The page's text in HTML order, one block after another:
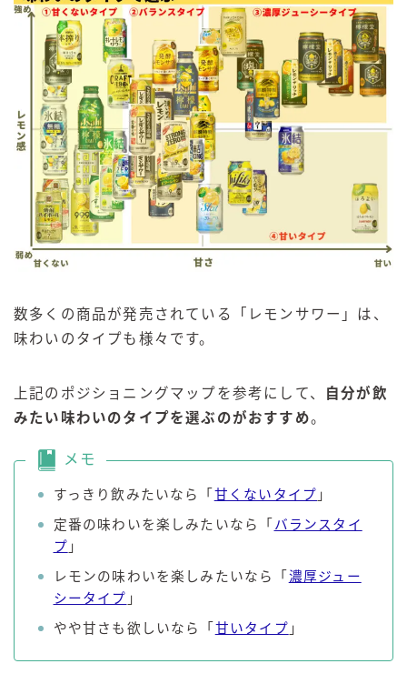
数多くの商品が発売されている「レモンサワー」は、
味わいのタイプも様々です。
上記のポジショニングマップを参考にして、
自分が飲
みたい味わいのタイプを選ぶのがおすすめ。
メモ
すっきり飲みたいなら「 甘くないタイプ 」
定番の味わいを楽しみたいなら「 バランスタイ
プ 」
レモンの味わいを楽しみたいなら「 濃厚ジュー
シータイプ 」
やや甘さも欲しいなら「 甘いタイプ 」